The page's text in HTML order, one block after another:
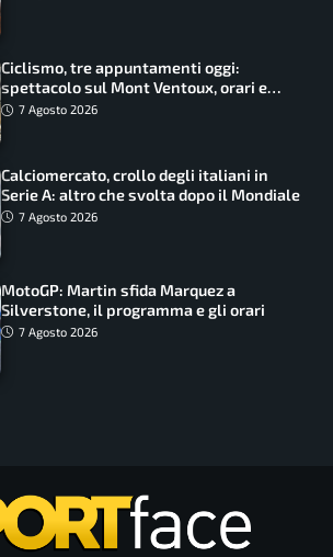
Ciclismo, tre appuntamenti oggi:
spettacolo sul Mont Ventoux, orari e
come vederli
7 Agosto 2026
Calciomercato, crollo degli italiani in
Serie A: altro che svolta dopo il Mondiale
7 Agosto 2026
MotoGP: Martin sfida Marquez a
Silverstone, il programma e gli orari
7 Agosto 2026